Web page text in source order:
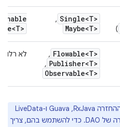
)
Single<T>
,
Maybe<T>
Flowable<T>
,
Publisher<T>
,
Observable<T>
לא
‏ Room תומך בסוגי ההחזרה RxJava,‏ Guava ו-LiveData
באמצעות ממירים של סוגי החזרה של DAO. כדי להשתמש בהם, צריך